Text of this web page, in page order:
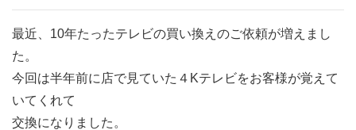
最近、10年たったテレビの買い換えのご依頼が増えまし
た。
今回は半年前に店で見ていた４Kテレビをお客様が覚えて
いてくれて
交換になりました。